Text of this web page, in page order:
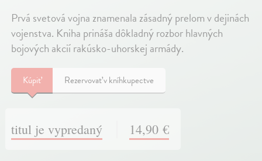
Prvá svetová vojna znamenala zásadný prelom v dejinách
vojenstva. Kniha prináša dôkladný rozbor hlavných
bojových akcií rakúsko-uhorskej armády.
Kúpiť Rezervovať v kníhkupectve
titul je vypredaný 14,90 €